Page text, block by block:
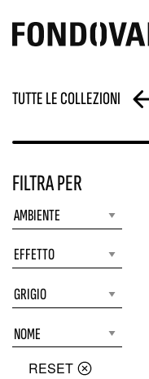
TUTTE LE COLLEZIONI
FILTRA PER
RESET